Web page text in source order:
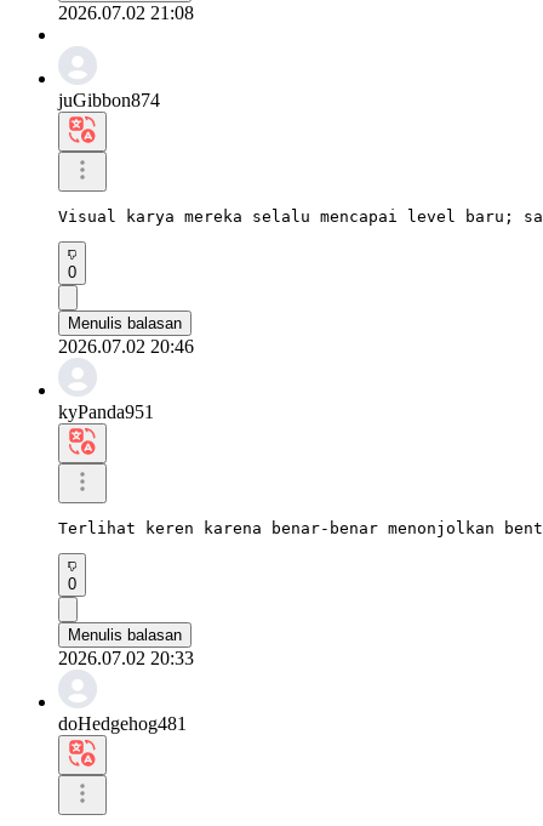
2026.07.02 21:08
juGibbon874
Visual karya mereka selalu mencapai level baru;
0
Menulis balasan
2026.07.02 20:46
kyPanda951
Terlihat keren karena benar-benar menonjolkan
0
Menulis balasan
2026.07.02 20:33
doHedgehog481